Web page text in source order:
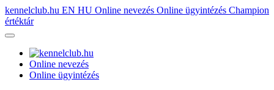
kennelclub.hu EN HU Online nevezés Online ügyintézés Champion
értéktár
Online nevezés
Online ügyintézés